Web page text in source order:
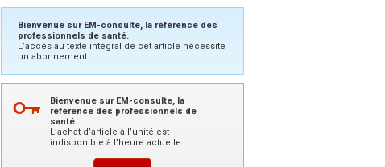
Bienvenue sur EM-consulte, la référence des
professionnels de santé.
L’accès au texte intégral de cet article nécessite
un abonnement.
Bienvenue sur EM-consulte, la
référence des professionnels de
santé.
L’achat d’article à l’unité est
indisponible à l’heure actuelle.